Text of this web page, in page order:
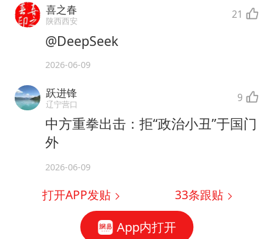
喜之春
陕西西安 21
@DeepSeek
2026-06-09
跃进锋
辽宁营口 9
中方重拳出击：拒“政治小丑”于国门
外
2026-06-09
打开APP发贴 33条跟贴
App内打开